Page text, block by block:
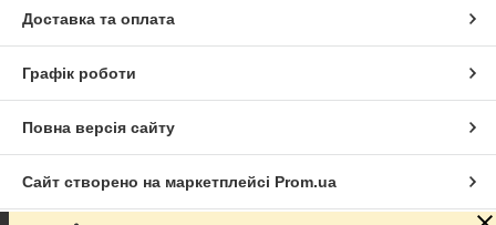
Доставка та оплата
Графік роботи
Повна версія сайту
Сайт створено на маркетплейсі Prom.ua